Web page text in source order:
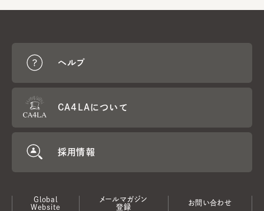
ヘルプ
CA4LAについて
採用情報
Global
Website
メールマガジン
登録
お問い合わせ